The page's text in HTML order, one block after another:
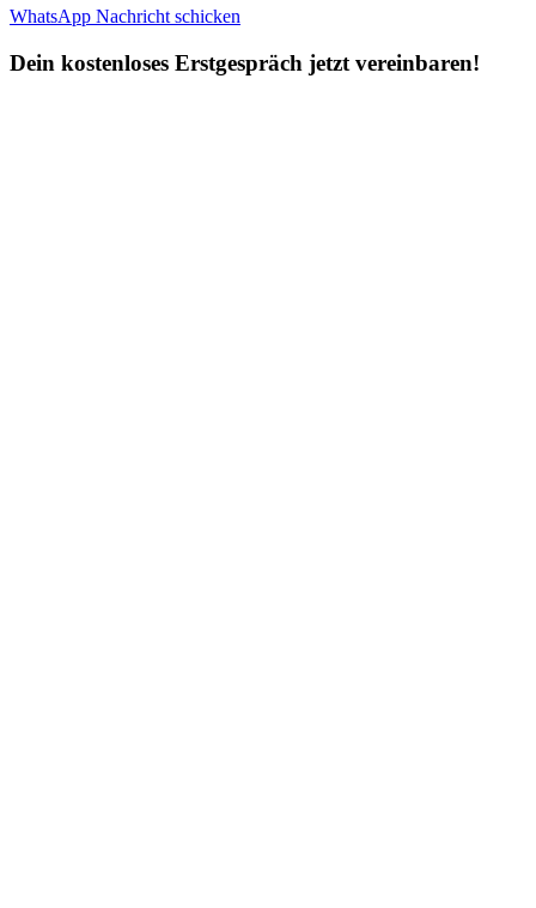
WhatsApp Nachricht schicken
Dein kostenloses Erstgespräch jetzt vereinbaren!